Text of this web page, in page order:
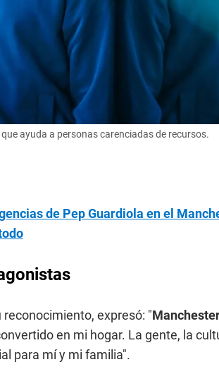
ayuda a personas carenciadas de recursos.
de Pep Guardiola en el
reconocimiento, expresó: "
en mi hogar. La gente, la
para mí y mi familia".